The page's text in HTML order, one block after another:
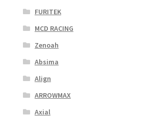
FURITEK
MCD RACING
Zenoah
Absima
Align
ARROWMAX
Axial